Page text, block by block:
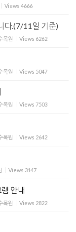
Views 4666
다.(7/11일 기준)
목원 Views 6262
목원 Views 5047
목원 Views 7503
목원 Views 2642
Views 3147
안내
목원 Views 2822